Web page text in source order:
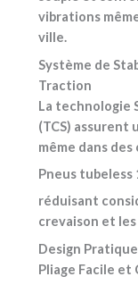
vibrations
ville.
Système de
Traction
La technologie
(TCS) assurent
même dans
Pneus tubeless
réduisant
crevaison et
Design
Pliage Facile et